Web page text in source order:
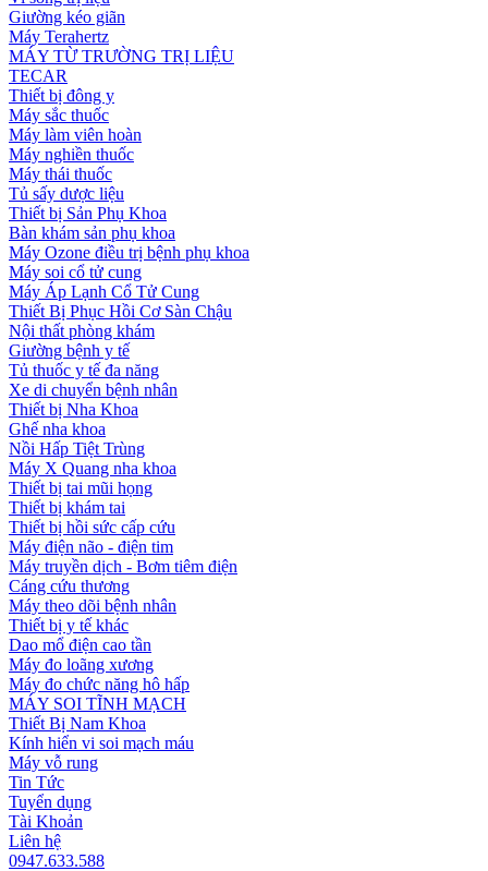
Giường kéo giãn
Máy Terahertz
MÁY TỪ TRƯỜNG TRỊ LIỆU
TECAR
Thiết bị đông y
Máy sắc thuốc
Máy làm viên hoàn
Máy nghiền thuốc
Máy thái thuốc
Tủ sấy dược liệu
Thiết bị Sản Phụ Khoa
Bàn khám sản phụ khoa
Máy Ozone điều trị bệnh phụ khoa
Máy soi cổ tử cung
Máy Áp Lạnh Cổ Tử Cung
Thiết Bị Phục Hồi Cơ Sàn Chậu
Nội thất phòng khám
Giường bệnh y tế
Tủ thuốc y tế đa năng
Xe di chuyển bệnh nhân
Thiết bị Nha Khoa
Ghế nha khoa
Nồi Hấp Tiệt Trùng
Máy X Quang nha khoa
Thiết bị tai mũi họng
Thiết bị khám tai
Thiết bị hồi sức cấp cứu
Máy điện não - điện tim
Máy truyền dịch - Bơm tiêm điện
Cáng cứu thương
Máy theo dõi bệnh nhân
Thiết bị y tế khác
Dao mổ điện cao tần
Máy đo loãng xương
Máy đo chức năng hô hấp
MÁY SOI TĨNH MẠCH
Thiết Bị Nam Khoa
Kính hiển vi soi mạch máu
Máy vỗ rung
Tin Tức
Tuyển dụng
Tài Khoản
Liên hệ
0947.633.588